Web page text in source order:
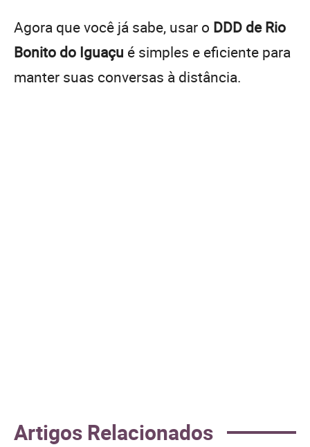
Agora que você já sabe, usar o DDD de Rio
Bonito do Iguaçu é simples e eficiente para
manter suas conversas à distância.
Artigos Relacionados